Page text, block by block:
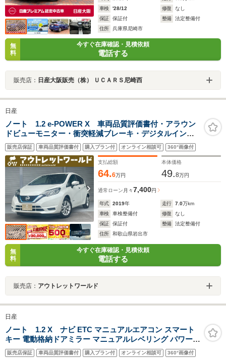
車検
'28/12 修復
なし
保証
保証付 整備
法定整備付
住所
兵庫県尼崎市
無
料
今すぐ在庫確認・見積依頼
電話する
販売店： 日産大阪販売（株） ＵＣＡＲＳ尼崎西
日産
ノート 1.2 e-POWER X 車両品質評価書付・アラウン
ドビューモニター・衝突軽減ブレーキ・デジタルインナ
ーミラー・LEDヘッドライト・ナビ・Bluetooth・クリア
ランスソナー・ETC・純正アルミホイール・CD・オート
エアコン・オートライト
販売店保証 車両品質評価書付 購入プラン付 オンライン相談可 360°画像付
支払総額
64.6万円
本体価格
49.8万円
通常ローン 月々7,400円
年式 2019年 走行 7.0万km
車検
車検整備付 修復
なし
保証
保証付 整備
法定整備付
住所
和歌山県岩出市
無
料
今すぐ在庫確認・見積依頼
電話する
販売店： アウトレットワールド
日産
ノート 1.2 X ナビ ETC マニュアルエアコン スマート
キー 電動格納ドアミラー マニュアルレベリング パワーウ
ィンドウ アイドリングストップ
販売店保証 車両品質評価書付 購入プラン付 オンライン相談可 360°画像付